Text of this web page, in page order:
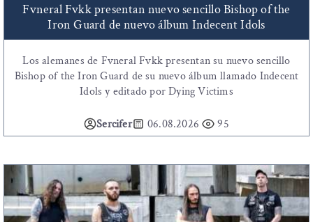
Fvneral Fvkk presentan nuevo sencillo Bishop of the
Iron Guard de nuevo álbum Indecent Idols
Los alemanes de Fvneral Fvkk presentan su nuevo sencillo
Bishop of the Iron Guard de su nuevo álbum llamado Indecent
Idols y editado por Dying Victims
Sercifer 06.08.2026 95